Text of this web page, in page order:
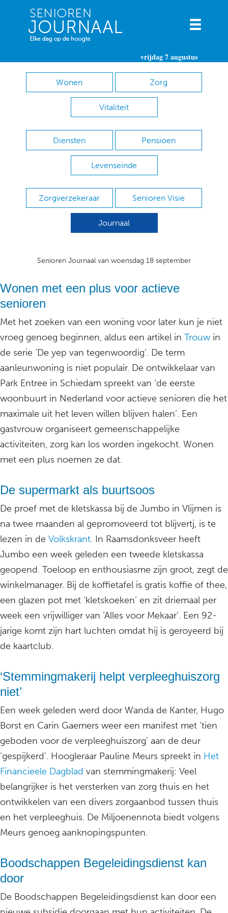
vrijdag 7 augustus
Wonen Zorg
Vitaliteit
Diensten Pensioen
Levenseinde
Zorgverzekeraar Senioren Visie
Journaal
Senioren Journaal van woensdag 18 september
Wonen met een plus voor actieve
senioren
Met het zoeken van een woning voor later kun je niet
vroeg genoeg beginnen, aldus een artikel in Trouw in
de serie ‘De yep van tegenwoordig’. De term
aanleunwoning is niet populair. De ontwikkelaar van
Park Entree in Schiedam spreekt van ‘de eerste
woonbuurt in Nederland voor actieve senioren die het
maximale uit het leven willen blijven halen’. Een
gastvrouw organiseert gemeenschappelijke
activiteiten, zorg kan los worden ingekocht. Wonen
met een plus noemen ze dat.
De supermarkt als buurtsoos
De proef met de kletskassa bij de Jumbo in Vlijmen is
na twee maanden al gepromoveerd tot blijvertj, is te
lezen in de Volkskrant. In Raamsdonksveer heeft
Jumbo een week geleden een tweede kletskassa
geopend. Toeloop en enthousiasme zijn groot, zegt de
winkelmanager. Bij de koffietafel is gratis koffie of thee,
een glazen pot met ‘kletskoeken’ en zit driemaal per
week een vrijwilliger van ‘Alles voor Mekaar’. Een 92-
jarige komt zijn hart luchten omdat hij is geroyeerd bij
de kaartclub.
‘Stemmingmakerij helpt verpleeghuiszorg
niet’
Een week geleden werd door Wanda de Kanter, Hugo
Borst en Carin Gaemers weer een manifest met ‘tien
geboden voor de verpleeghuiszorg’ aan de deur
‘gespijkerd’. Hoogleraar Pauline Meurs spreekt in Het
Financieele Dagblad van stemmingmakerij: Veel
belangrijker is het versterken van zorg thuis en het
ontwikkelen van een divers zorgaanbod tussen thuis
en het verpleeghuis. De Miljoenennota biedt volgens
Meurs genoeg aanknopingspunten.
Boodschappen Begeleidingsdienst kan
door
De Boodschappen Begeleidingsdienst kan door een